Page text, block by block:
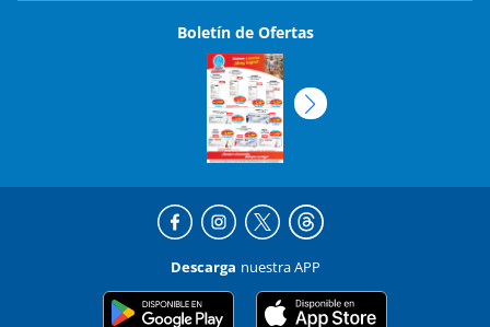
Boletín de Ofertas
Descarga nuestra APP